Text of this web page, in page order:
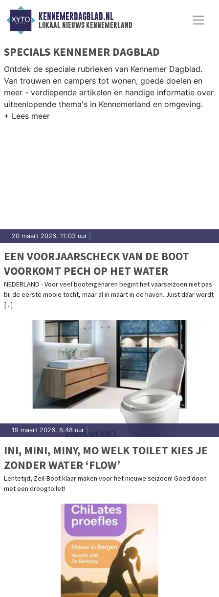
KENNEMERDAGBLAD.NL
lokaal nieuws kennemerland
SPECIALS KENNEMER DAGBLAD
Ontdek de speciale rubrieken van Kennemer Dagblad.
Van trouwen en campers tot wonen, goede doelen en
meer - verdiepende artikelen en handige informatie over
uiteenlopende thema's in Kennemerland en omgeving.
20 maart 2026, 11:03 uur
EEN VOORJAARSCHECK VAN DE BOOT
VOORKOMT PECH OP HET WATER
NEDERLAND - Voor veel booteigenaren begint het vaarseizoen niet pas
bij de eerste mooie tocht, maar al in maart in de haven. Juist daar wordt
[...]
19 maart 2026, 8:48 uur
INI, MINI, MINY, MO WELK TOILET KIES JE
ZONDER WATER ‘FLOW’
Lentetijd, Zeil-Boot klaar maken voor het nieuwe seizoen! Goed doen
met een droogtoilet!